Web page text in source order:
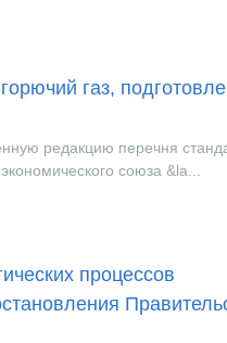
газ,
редакцию перечня
союза &la...
процессов